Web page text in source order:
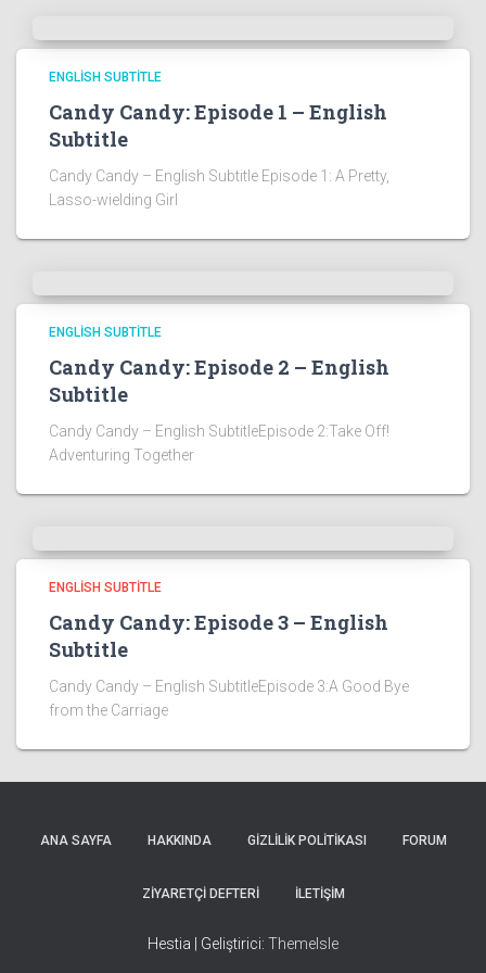
ENGLISH SUBTITLE
Candy Candy: Episode 1 – English
Subtitle
Candy Candy – English Subtitle Episode 1: A Pretty,
Lasso-wielding Girl
ENGLISH SUBTITLE
Candy Candy: Episode 2 – English
Subtitle
Candy Candy – English SubtitleEpisode 2:Take Off!
Adventuring Together
ENGLISH SUBTITLE
Candy Candy: Episode 3 – English
Subtitle
Candy Candy – English SubtitleEpisode 3:A Good Bye
from the Carriage
ANA SAYFA HAKKINDA GIZLILIK POLITIKASI FORUM
ZIYARETÇI DEFTERI İLETIŞIM
Hestia | Geliştirici: ThemeIsle